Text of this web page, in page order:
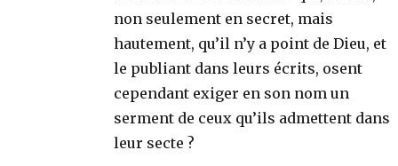
non seulement en secret, mais
hautement, qu’il n’y a point de Dieu, et
le publiant dans leurs écrits, osent
cependant exiger en son nom un
serment de ceux qu’ils admettent dans
leur secte ?